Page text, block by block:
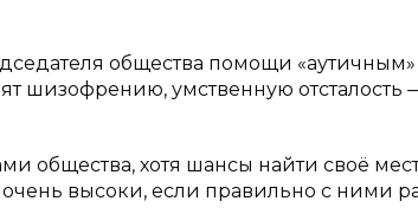
общества помощи
шизофрению, умственную отсталость
общества, хотя шансы найти своё
высоки, если правильно с ними